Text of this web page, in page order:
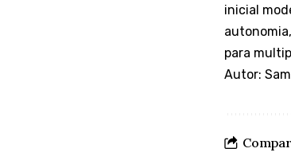
inicial
para
Autor: